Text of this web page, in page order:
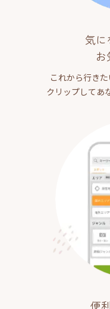
気に
これから行き
クリップしてあ
便